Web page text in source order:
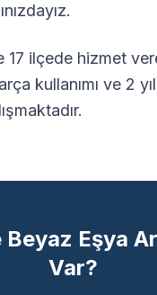
17 ilçede hizmet
kullanımı ve 2
Eşya
Var?